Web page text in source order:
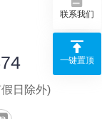
日除外)
联系我们
一键置顶